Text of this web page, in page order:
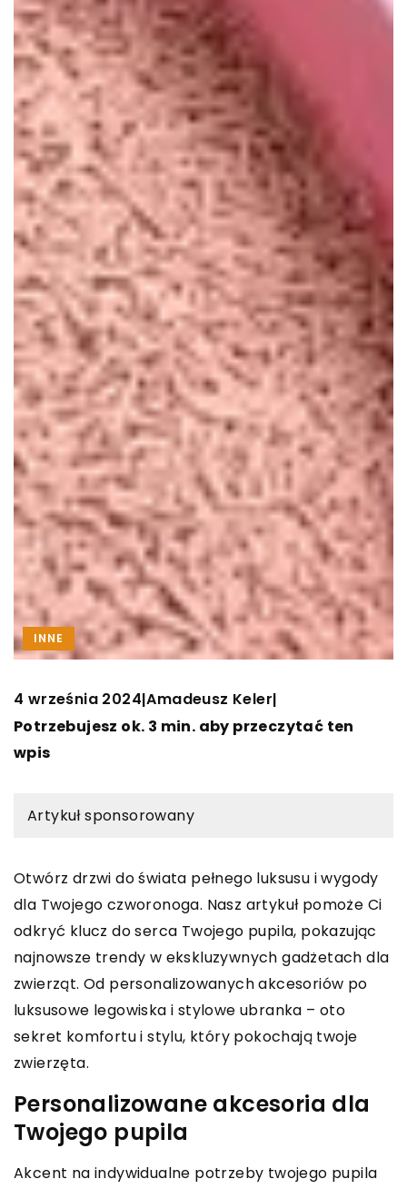
INNE
4 września 2024|Amadeusz Keler|
Potrzebujesz ok. 3 min. aby przeczytać ten
wpis
Artykuł sponsorowany
Otwórz drzwi do świata pełnego luksusu i wygody
dla Twojego czworonoga. Nasz artykuł pomoże Ci
odkryć klucz do serca Twojego pupila, pokazując
najnowsze trendy w ekskluzywnych gadżetach dla
zwierząt. Od personalizowanych akcesoriów po
luksusowe legowiska i stylowe ubranka – oto
sekret komfortu i stylu, który pokochają twoje
zwierzęta.
Personalizowane akcesoria dla
Twojego pupila
Akcent na indywidualne potrzeby twojego pupila